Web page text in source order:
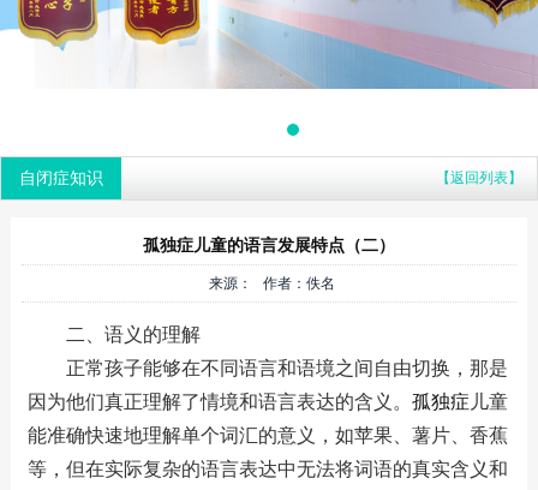
自闭症知识 【返回列表】
孤独症儿童的语言发展特点（二）
来源： 作者：佚名
二、语义的理解
正常孩子能够在不同语言和语境之间自由切换，那是
因为他们真正理解了情境和语言表达的含义。 孤独症 儿童
能准确快速地理解单个词汇的意义，如苹果、薯片、香蕉
等，但在实际复杂的语言表达中无法将词语的真实含义和